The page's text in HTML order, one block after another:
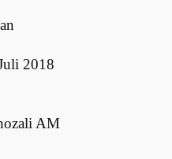
2018
AM